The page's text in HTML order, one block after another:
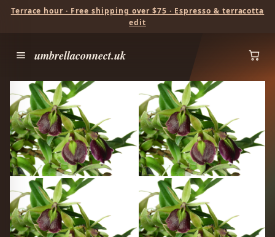
Terrace hour · Free shipping over $75 · Espresso & terracotta
edit
umbrellaconnect.uk